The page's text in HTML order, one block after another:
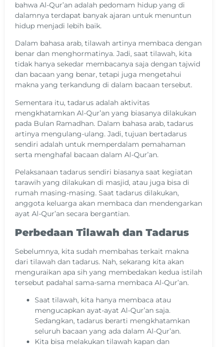
bahwa Al-Qur’an adalah pedomam hidup yang di
dalamnya terdapat banyak ajaran untuk menuntun
hidup menjadi lebih baik.
Dalam bahasa arab, tilawah artinya membaca dengan
benar dan menghormatinya. Jadi, saat tilawah, kita
tidak hanya sekedar membacanya saja dengan tajwid
dan bacaan yang benar, tetapi juga mengetahui
makna yang terkandung di dalam bacaan tersebut.
Sementara itu, tadarus adalah aktivitas
mengkhatamkan Al-Qur’an yang biasanya dilakukan
pada Bulan Ramadhan. Dalam bahasa arab, tadarus
artinya mengulang-ulang. Jadi, tujuan bertadarus
sendiri adalah untuk memperdalam pemahaman
serta menghafal bacaan dalam Al-Qur’an.
Pelaksanaan tadarus sendiri biasanya saat kegiatan
tarawih yang dilakukan di masjid, atau juga bisa di
rumah masing-masing. Saat tadarus dilakukan,
anggota keluarga akan membaca dan mendengarkan
ayat Al-Qur’an secara bergantian.
Perbedaan Tilawah dan Tadarus
Sebelumnya, kita sudah membahas terkait makna
dari tilawah dan tadarus. Nah, sekarang kita akan
menguraikan apa sih yang membedakan kedua istilah
tersebut padahal sama-sama membaca Al-Qur’an.
Saat tilawah, kita hanya membaca atau
mengucapkan ayat-ayat Al-Qur’an saja.
Sedangkan, tadarus berarti mengkhatamkan
seluruh bacaan yang ada dalam Al-Qur’an.
Kita bisa melakukan tilawah kapan dan